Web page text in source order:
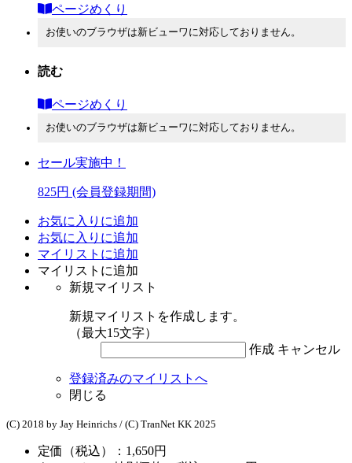
ページめくり
お使いのブラウザは新ビューワに対応しておりません。
読む
ページめくり
お使いのブラウザは新ビューワに対応しておりません。
セール実施中！
825円 (会員登録期間)
お気に入りに追加
お気に入りに追加
マイリストに追加
マイリストに追加
新規マイリスト
新規マイリストを作成します。
（最大15文字）
作成 キャンセル
登録済みのマイリストへ
閉じる
(C) 2018 by Jay Heinrichs / (C) TranNet KK 2025
定価（税込）：1,650円